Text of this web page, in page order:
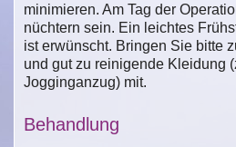
minimieren. Am Tag der
nüchtern sein. Ein leichtes
ist erwünscht. Bringen Sie bitte
und gut zu reinigende Kleidung
Jogginganzug) mit.
Behandlung